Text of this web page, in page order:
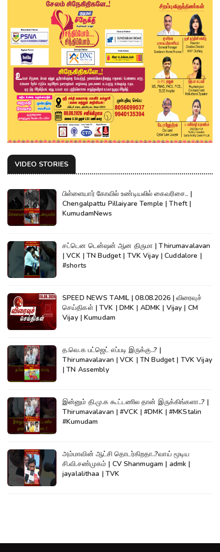
VIDEO STORIES
பிள்ளையார் கோவில் உண்டியலில் கைவரிசை.. |
Chengalpattu Pillaiyare Temple | Theft |
KumudamNews
சட்டென டென்ஷன் ஆன திருமா | Thirumavalavan
| VCK | TN Budget | TVK Vijay | Cuddalore |
#shorts
SPEED NEWS TAMIL | 08.08.2026 | விரைவுச்
செய்திகள் | TVK | DMK | ADMK | Vijay | CM
Vijay | Kumudam
த.வெ.க பட்ஜெட் எப்படி இருக்கு..? |
Thirumavalavan | VCK | TN Budget | TVK Vijay
| TN Assembly
இன்னும் தி.மு.க கூட்டணில தான் இருக்கிங்களா..? |
Thirumavalavan | #VCK | #DMK | #MKStalin
#Kumudam
அம்மாவின் ஆட்சி தொடர்கிறதா..?வாய் மூடிய
சி.வி.சண்முகம் | CV Shanmugam | admk |
jayalalithaa | TVK